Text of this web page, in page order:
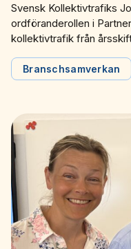
Svensk Kollektivtrafiks
ordföranderollen i
kollektivtrafik från
stafettpinnen tillbaka till
Branschsamverkan